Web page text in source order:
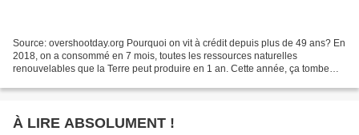
Source: overshootday.org Pourquoi on vit à crédit depuis plus de 49 ans? En
2018, on a consommé en 7 mois, toutes les ressources naturelles
renouvelables que la Terre peut produire en 1 an. Cette année, ça tombe
À LIRE ABSOLUMENT !